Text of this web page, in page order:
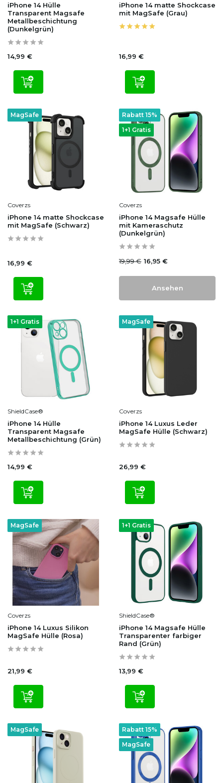
iPhone 14 Hülle
Transparent Magsafe
Metallbeschichtung
(Dunkelgrün)
14,99 €
iPhone 14 matte Shockcase
mit MagSafe (Grau)
16,99 €
MagSafe
Coverzs
iPhone 14 matte Shockcase
mit MagSafe (Schwarz)
16,99 €
1+1 Gratis
Rabatt 15%
Coverzs
iPhone 14 Magsafe Hülle
mit Kameraschutz
(Dunkelgrün)
19,99 € 16,95 €
Ansehen
1+1 Gratis
ShieldCase®
iPhone 14 Hülle
Transparent Magsafe
Metallbeschichtung (Grün)
14,99 €
MagSafe
Coverzs
iPhone 14 Luxus Leder
MagSafe Hülle (Schwarz)
26,99 €
MagSafe
Coverzs
iPhone 14 Luxus Silikon
MagSafe Hülle (Rosa)
21,99 €
1+1 Gratis
ShieldCase®
iPhone 14 Magsafe Hülle
Transparenter farbiger
Rand (Grün)
13,99 €
MagSafe
MagSafe
Rabatt 15%